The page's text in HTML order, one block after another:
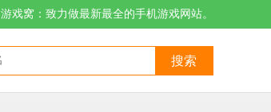
游戏窝：致力做最新最全的手机游戏网站。
搜索